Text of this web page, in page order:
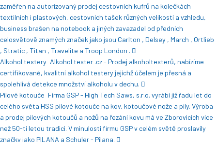
zaměřen na autorizovaný prodej cestovních kufrů na kolečkách
textilních i plastových, cestovních tašek různých velikostí a vzhledu,
business brašen na notebook a jiných zavazadel od předních
celosvětově znamých značek jako jsou Carlton , Delsey , March , Ortlieb
, Stratic , Titan , Travelite a Troop London .
Alkohol testery Alkohol tester .cz - Prodej alkoholtesterů, nabízíme
certifikované, kvalitní alkohol testery jejichž účelem je přesná a
spolehlivá detekce množství alkoholu v dechu.
Pilové kotouče Firma GSP - High Tech Saws, s.r.o. vyrábí již řadu let do
celého světa HSS pilové kotouče na kov, kotoučové nože a pily. Výroba
a prodej pilových kotoučů a nožů na řezání kovu má ve Zborovicích více
než 50-ti letou tradici. V minulosti firmu GSP v celém světě proslavily
značky jako PILANA a Schuler - Pilana.